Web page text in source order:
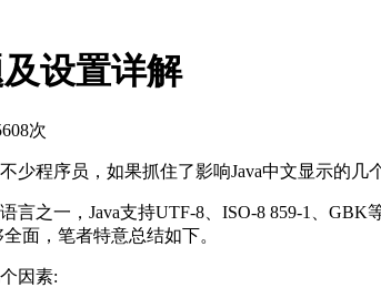
设置详解
次
少程序员，如果抓住了影响Java中文显示的几
言之一，Java支持UTF-8、ISO-8 859-1、
面，笔者特意总结如下。
因素: